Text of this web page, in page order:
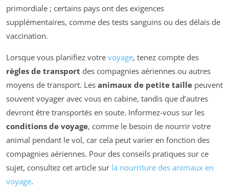
primordiale ; certains pays ont des exigences
supplémentaires, comme des tests sanguins ou des délais de
vaccination.
Lorsque vous planifiez votre voyage, tenez compte des
règles de transport des compagnies aériennes ou autres
moyens de transport. Les animaux de petite taille peuvent
souvent voyager avec vous en cabine, tandis que d’autres
devront être transportés en soute. Informez-vous sur les
conditions de voyage, comme le besoin de nourrir votre
animal pendant le vol, car cela peut varier en fonction des
compagnies aériennes. Pour des conseils pratiques sur ce
sujet, consultez cet article sur la nourriture des animaux en
voyage.